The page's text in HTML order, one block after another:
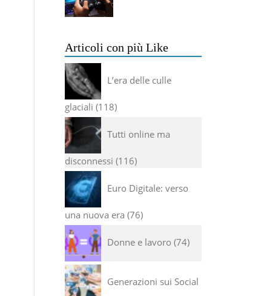
Articoli con più Like
L’era delle culle
glaciali 118
Tutti online ma
disconnessi 116
Euro Digitale: verso
una nuova era 76
Donne e lavoro 74
Generazioni sui Social